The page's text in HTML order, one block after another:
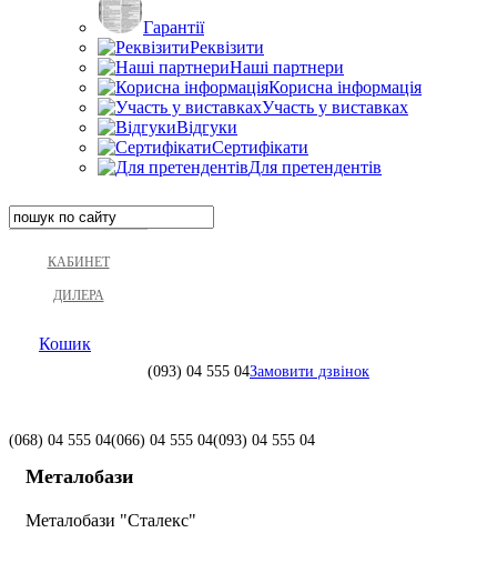
Гарантії
Реквізити
Наші партнери
Корисна інформація
Участь у виставках
Відгуки
Сертифікати
Для претендентів
КАБИНЕТ
ДИЛЕРА
Кошик
(093) 04 555 04Замовити дзвінок
(068) 04 555 04(066) 04 555 04(093) 04 555 04
Металобази
Металобази "Сталекс"